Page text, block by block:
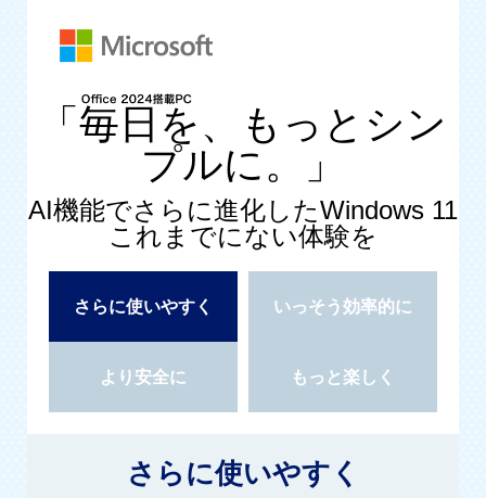
「毎日を、もっとシン
プルに。」
AI機能でさらに進化したWindows 11
これまでにない体験を
さらに使いやすく いっそう効率的に
より安全に もっと楽しく
さらに使いやすく